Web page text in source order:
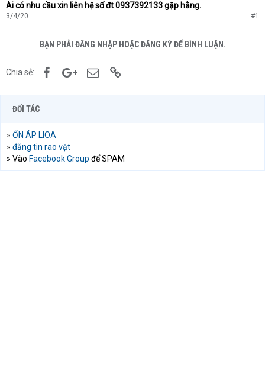
Ai có nhu cầu xin liên hệ số đt 0937392133 gặp hằng.
3/4/20 #1
BẠN PHẢI ĐĂNG NHẬP HOẶC ĐĂNG KÝ ĐỂ BÌNH LUẬN.
Chia sẻ: FacebookGoogle+Email
ĐỐI TÁC
» ỔN ÁP LIOA
» đăng tin rao vặt
» Vào Facebook Group để SPAM